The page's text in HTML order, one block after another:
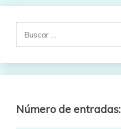
Número de entradas: